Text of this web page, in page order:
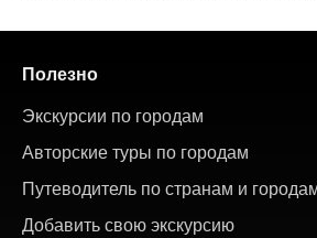
Полезно
Экскурсии по городам
Авторские туры по городам
Путеводитель по странам и
Добавить свою экскурсию